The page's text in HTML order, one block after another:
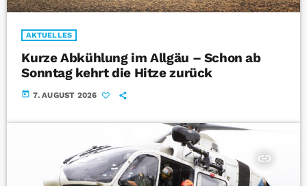
AKTUELLES
Kurze Abkühlung im Allgäu – Schon ab
Sonntag kehrt die Hitze zurück
today 7. AUGUST 2026
insert_link